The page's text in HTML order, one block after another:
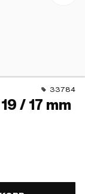
33784
/ 17 mm